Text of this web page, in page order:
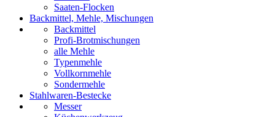
Saaten-Flocken
Backmittel, Mehle, Mischungen
Backmittel
Profi-Brotmischungen
alle Mehle
Typenmehle
Vollkornmehle
Sondermehle
Stahlwaren-Bestecke
Messer